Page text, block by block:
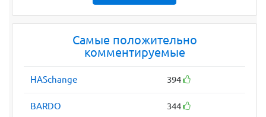
Самые положительно
комментируемые
HASchange 394
BARDO 344